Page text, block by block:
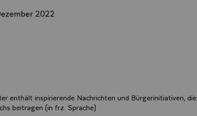
2022
enthält inspirierende Nachrichten und Bürgerinitiativen, die
beitragen (in frz. Sprache)